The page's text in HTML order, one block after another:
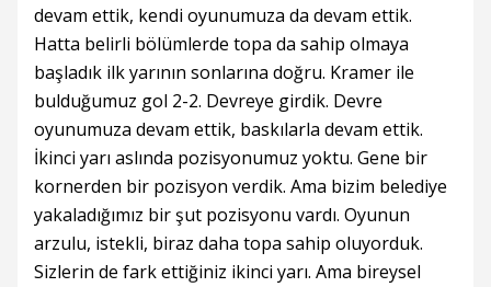
devam ettik, kendi oyunumuza da devam ettik.
Hatta belirli bölümlerde topa da sahip olmaya
başladık ilk yarının sonlarına doğru. Kramer ile
bulduğumuz gol 2-2. Devreye girdik. Devre
oyunumuza devam ettik, baskılarla devam ettik.
İkinci yarı aslında pozisyonumuz yoktu. Gene bir
kornerden bir pozisyon verdik. Ama bizim belediye
yakaladığımız bir şut pozisyonu vardı. Oyunun
arzulu, istekli, biraz daha topa sahip oluyorduk.
Sizlerin de fark ettiğiniz ikinci yarı. Ama bireysel